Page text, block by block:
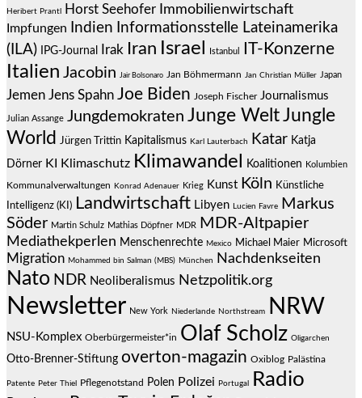
Heribert Prantl Horst Seehofer Immobilienwirtschaft
Impfungen Indien Informationsstelle Lateinamerika
(ILA)
IPG-Journal Irak Iran Israel Istanbul IT-Konzerne
Italien Jacobin Jair Bolsonaro Jan Böhmermann Jan Christian Müller Japan
Jemen Jens Spahn Joe Biden Joseph Fischer Journalismus
Julian Assange Jungdemokraten Junge WeltJungle
World
Jürgen Trittin Kapitalismus Karl Lauterbach Katar Katja
Dörner KI Klimaschutz Klimawandel Koalitionen Kolumbien
Kommunalverwaltungen Konrad Adenauer Krieg Kunst Köln Künstliche
Intelligenz (KI) Landwirtschaft Libyen Lucien Favre
Markus
Söder Martin Schulz Mathias Döpfner MDR MDR-Altpapier
Mediathekperlen Menschenrechte Mexico Michael Maier Microsoft
Migration Mohammed bin Salman (MBS) München Nachdenkseiten
Nato NDR Neoliberalismus Netzpolitik.org
Newsletter New York Niederlande Northstream NRW
NSU-Komplex Oberbürgermeister*in Olaf Scholz Oligarchen
Otto-Brenner-Stiftung overton-magazin Oxiblog Palästina
Patente Peter Thiel Pflegenotstand Polen Polizei Portugal Radio